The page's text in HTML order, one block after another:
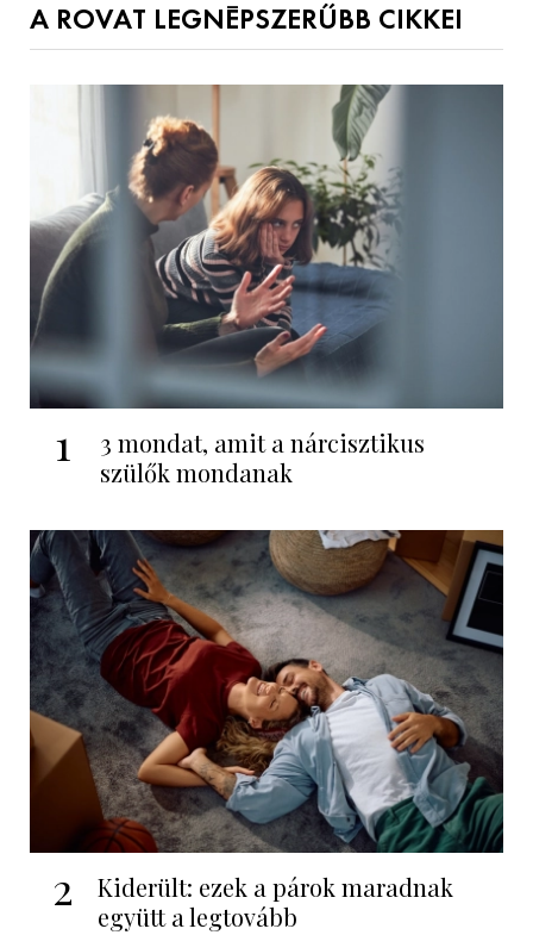
A ROVAT LEGNÉPSZERŰBB CIKKEI
1
3 mondat, amit a nárcisztikus
szülők mondanak
2
Kiderült: ezek a párok maradnak
együtt a legtovább